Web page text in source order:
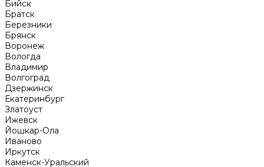
Бийск
Братск
Березники
Брянск
Воронеж
Вологда
Владимир
Волгоград
Дзержинск
Екатеринбург
Златоуст
Ижевск
Йошкар-Ола
Иваново
Иркутск
Каменск-Уральский